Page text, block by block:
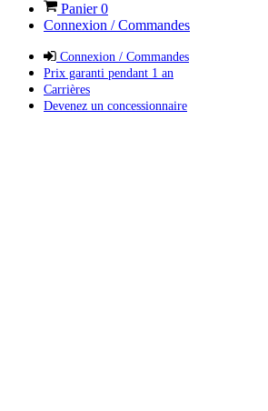
Panier0
Connexion / Commandes
Connexion / Commandes
Prix garanti pendant 1 an
Carrières
Devenez un concessionnaire